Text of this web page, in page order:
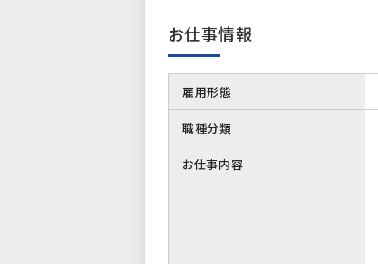
お仕事情報
雇用形態
職種分類
お仕事内容